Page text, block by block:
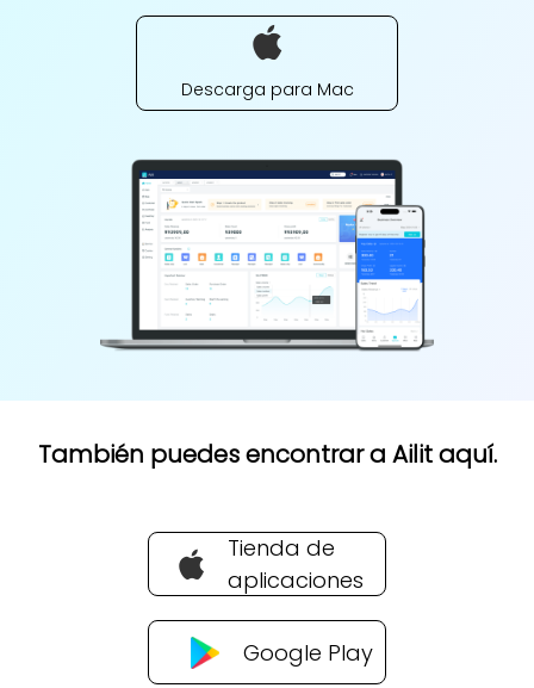
Descarga para Mac
También puedes encontrar a Ailit aquí.
Tienda de
aplicaciones
Google Play